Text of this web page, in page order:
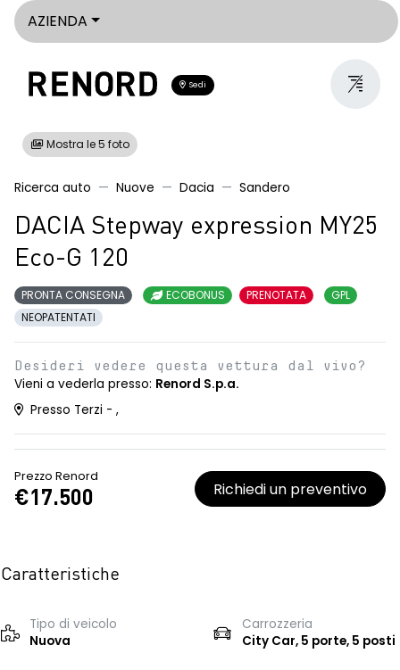
AZIENDA
Sedi
Mostra le 5 foto
Ricerca auto Nuove Dacia Sandero
DACIA Stepway expression MY25
Eco-G 120
PRONTA CONSEGNA ECOBONUS PRENOTATA
GPL
NEOPATENTATI
Desideri vedere questa vettura dal vivo?
Vieni a vederla presso: Renord S.p.a.
Presso Terzi - ,
Prezzo Renord
€17.500 Richiedi un preventivo
Caratteristiche
Tipo di veicolo
Nuova
Carrozzeria
City Car, 5 porte, 5 posti